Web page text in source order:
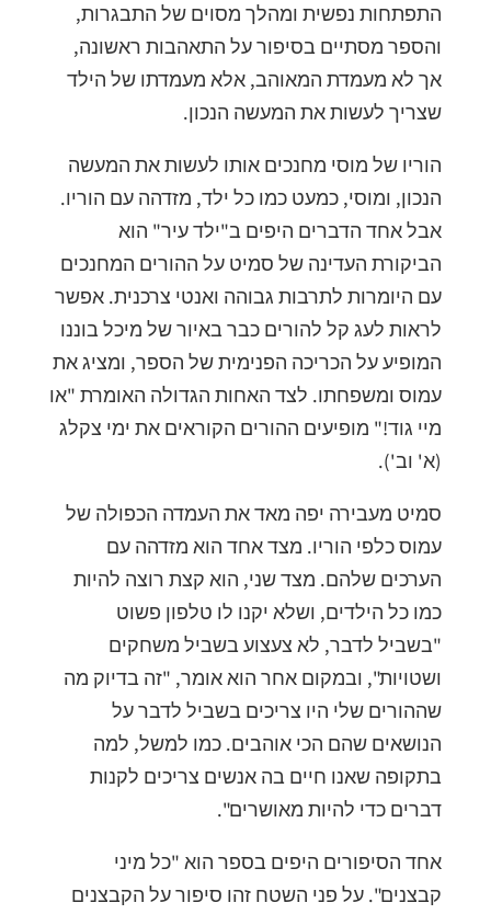
התפתחות נפשית ומהלך מסוים של התבגרות,
והספר מסתיים בסיפור על התאהבות ראשונה,
אך לא מעמדת המאוהב, אלא מעמדתו של הילד
שצריך לעשות את המעשה הנכון.
הוריו של מוסי מחנכים אותו לעשות את המעשה
הנכון, ומוסי, כמעט כמו כל ילד, מזדהה עם הוריו.
אבל אחד הדברים היפים ב"ילד עיר" הוא
הביקורת העדינה של סמיט על ההורים המחנכים
עם היומרות לתרבות גבוהה ואנטי צרכנית. אפשר
לראות לעג קל להורים כבר באיור של מיכל בוננו
המופיע על הכריכה הפנימית של הספר, ומציג את
עמוס ומשפחתו. לצד האחות הגדולה האומרת "או
מיי גוד!" מופיעים ההורים הקוראים את ימי צקלג
(א' וב').
סמיט מעבירה יפה מאד את העמדה הכפולה של
עמוס כלפי הוריו. מצד אחד הוא מזדהה עם
הערכים שלהם. מצד שני, הוא קצת רוצה להיות
כמו כל הילדים, ושלא יקנו לו טלפון פשוט
"בשביל לדבר, לא צעצוע בשביל משחקים
ושטויות", ובמקום אחר הוא אומר, "זה בדיוק מה
שההורים שלי היו צריכים בשביל לדבר על
הנושאים שהם הכי אוהבים. כמו למשל, למה
בתקופה שאנו חיים בה אנשים צריכים לקנות
דברים כדי להיות מאושרים".
אחד הסיפורים היפים בספר הוא "כל מיני
קבצנים". על פני השטח זהו סיפור על הקבצנים